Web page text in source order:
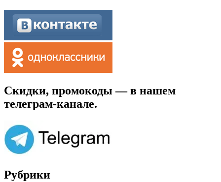
Скидки, промокоды — в нашем
телеграм-канале.
Рубрики